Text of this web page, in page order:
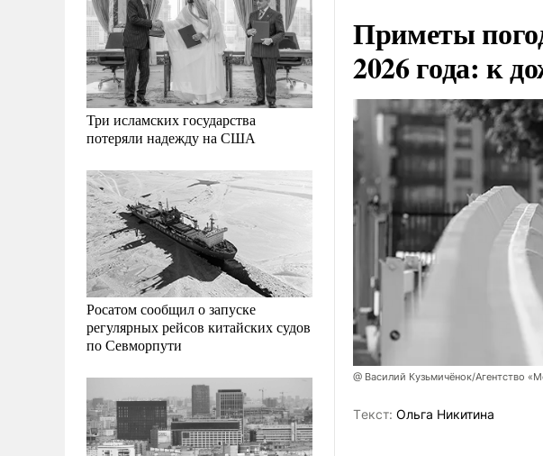
Три исламских государства
потеряли надежду на США
Росатом сообщил о запуске
регулярных рейсов китайских судов
по Севморпути
Приметы
2026 года: к
@ Василий Кузьмичёнок/Агентство
Tекст: Ольга Никитина